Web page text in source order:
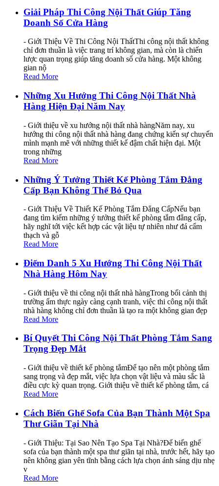
Giải Pháp Thi Công Nội Thất Giúp Tăng
Doanh Số Cửa Hàng
- Giới Thiệu Về Thi Công Nội ThấtThi công nội thất không
chỉ đơn thuần là việc trang trí không gian, mà còn là chiến
lược quan trọng giúp tăng doanh số cửa hàng. Một không
gian nộ
Read More
Những Xu Hướng Thi Công Nội Thất Nhà
Hàng Hiện Đại Năm Nay
- Giới thiệu về xu hướng nội thất nhà hàngNăm nay, xu
hướng thi công nội thất nhà hàng đang chứng kiến sự chuyển
mình mạnh mẽ với những thiết kế đậm chất hiện đại. Một
trong những
Read More
Những Ý Tưởng Thiết Kế Phòng Tắm Đẳng
Cấp Bạn Không Thể Bỏ Qua
- Giới Thiệu Về Thiết Kế Phòng Tắm Đẳng CấpNếu bạn
đang tìm kiếm những ý tưởng thiết kế phòng tắm đẳng cấp,
hãy nghĩ tới việc kết hợp các vật liệu tự nhiên như đá cẩm
thạch và gỗ
Read More
Điểm Danh 5 Xu Hướng Thi Công Nội Thất
Nhà Hàng Hôm Nay
- Giới thiệu về thi công nội thất nhà hàngTrong bối cảnh thị
trường ẩm thực ngày càng cạnh tranh, việc thi công nội thất
nhà hàng không chỉ đơn thuần là tạo ra một không gian đẹp
Read More
Bí Quyết Thi Công Nội Thất Phòng Tắm Sang
Trọng Đẹp Mắt
- Giới thiệu về thiết kế phòng tắmĐể tạo nên một phòng tắm
sang trọng và đẹp mắt, việc lựa chọn vật liệu và màu sắc là
điều cực kỳ quan trọng. Giới thiệu về thiết kế phòng tắm, cá
Read More
Cách Biến Ghế Sofa Của Bạn Thành Một Spa
Thư Giãn Tại Nhà
- Giới Thiệu: Tại Sao Nên Tạo Spa Tại Nhà?Để biến ghế
sofa của bạn thành một spa thư giãn tại nhà, trước hết, hãy tạo
nên không gian yên tĩnh bằng cách lựa chọn ánh sáng dịu nhẹ
v
Read More